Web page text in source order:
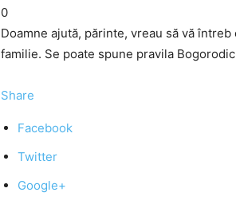
0
Doamne ajută, părinte, vreau să vă
familie. Se poate spune pravila
Share
Facebook
Twitter
Google+